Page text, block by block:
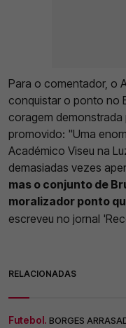
Para o comentador, o
conquistar o ponto no
coragem
promovido: "Uma
Académico Viseu na
demasiadas vezes
mas o conjunto de
moralizador ponto
escreveu no jornal
RELACIONADAS
Futebol. BORGES